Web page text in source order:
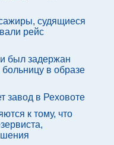
судящиеся
рейс
был задержан
в образе
завод в Реховоте
к тому, что